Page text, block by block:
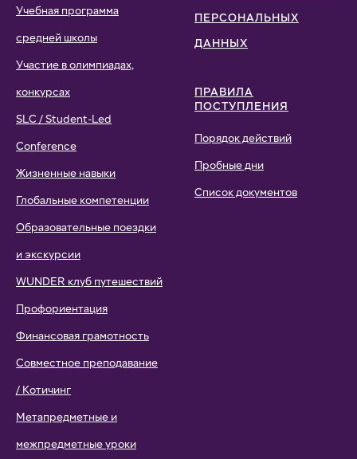
Учебная программа
средней школы
Участие в олимпиадах,
конкурсах
SLC / Student-Led
Conference
Жизненные навыки
Глобальные компетенции
Образовательные поездки
и экскурсии
WUNDER клуб путешествий
Профориентация
Финансовая грамотность
Совместное преподавание
/ Котичинг
Метапредметные и
межпредметные уроки
ПЕРСОНАЛЬНЫХ
ДАННЫХ
ПРАВИЛА
ПОСТУПЛЕНИЯ
Порядок действий
Пробные дни
Список документов